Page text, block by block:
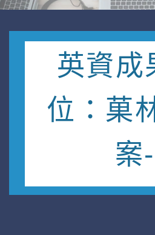
英資成
位：菓
案